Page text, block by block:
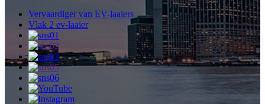
Vervaardiger van EV-laaiers
Vlak 2 ev-laaier